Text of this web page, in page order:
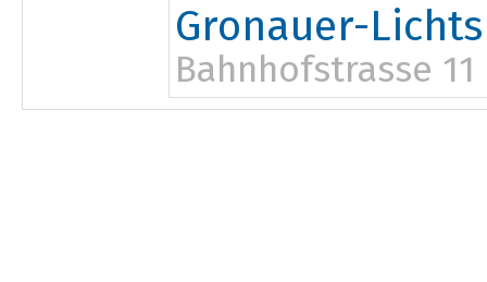
Gronauer-
Bahnhofstrasse 11